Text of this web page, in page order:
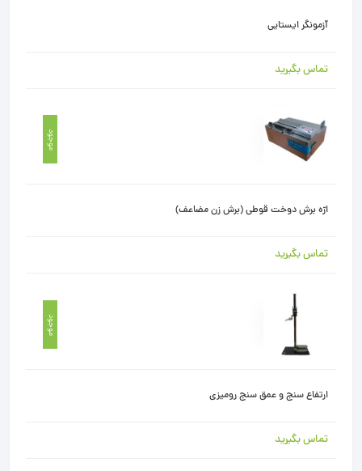
آزمونگر ایستایی
تماس بگیرید
موجود
ارّه برش دوخت قوطی (برش زن مضاعف)
تماس بگیرید
موجود
ارتفاع سنج و عمق سنج رومیزی
تماس بگیرید